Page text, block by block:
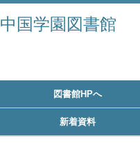
中国学園図書館
図書館HPへ
新着資料